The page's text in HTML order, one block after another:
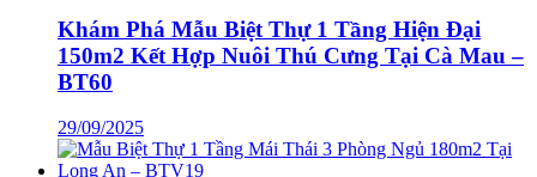
Khám Phá Mẫu Biệt Thự 1 Tầng Hiện Đại
150m2 Kết Hợp Nuôi Thú Cưng Tại Cà Mau –
BT60
29/09/2025